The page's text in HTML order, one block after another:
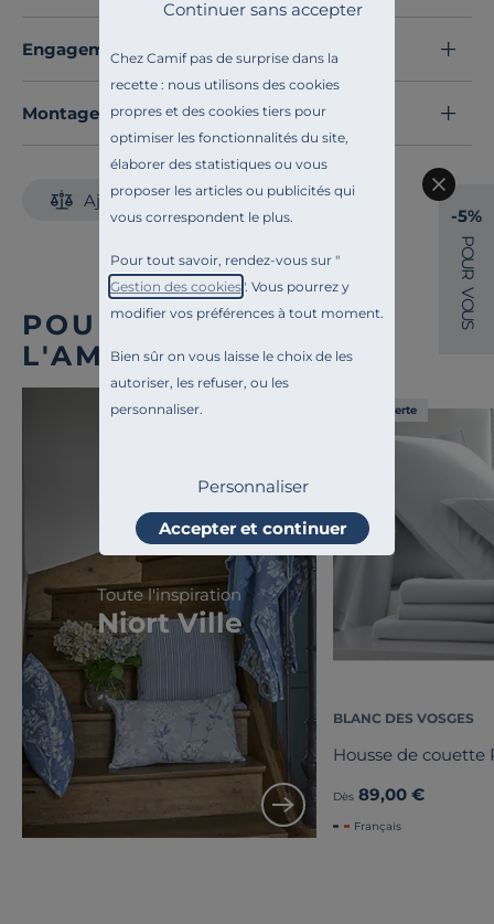
Chez Camif pas de surprise dans la
recette : nous utilisons des cookies
propres et des cookies tiers pour
optimiser les fonctionnalités du site,
élaborer des statistiques ou vous
proposer les articles ou publicités qui
vous correspondent le plus.
Pour tout savoir, rendez-vous sur "
Gestion des cookies". Vous pourrez y
modifier vos préférences à tout moment.
Bien sûr on vous laisse le choix de les
autoriser, les refuser, ou les
personnaliser.
Continuer sans accepter
Personnaliser
Accepter et continuer
accueillante et durable.
bouquet parfumé À l’ombre des Tilleuls transforme
votre maison en un cocon chaleureux, empreint
d’authenticité et de sérénité.
Laissez le parfum s’épanouir… et vos souvenirs d’été
Découvrez toute notre sélection :
Vaporisateurs et diffuseurs
Engagements et traçabilité
Montage et conseils d'entretien
Ajouter au comparateur
POUR COMPLÉTER
L'AMBIANCE
Toute l'inspiration
Niort Ville
Liv. offerte
BLANC DES VOSGES
Housse de couette
Dès 89,00 €
Français
-5%
P
O
U
R
V
O
U
S